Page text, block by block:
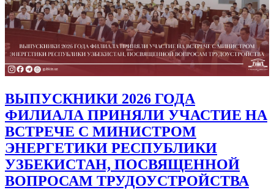
ВЫПУСКНИКИ 2026 ГОДА
ФИЛИАЛА ПРИНЯЛИ УЧАСТИЕ НА
ВСТРЕЧЕ С МИНИСТРОМ
ЭНЕРГЕТИКИ РЕСПУБЛИКИ
УЗБЕКИСТАН, ПОСВЯЩЕННОЙ
ВОПРОСАМ ТРУДОУСТРОЙСТВА